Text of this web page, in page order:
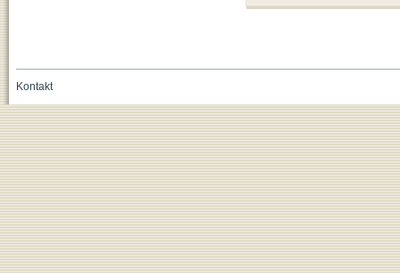
Kontakt